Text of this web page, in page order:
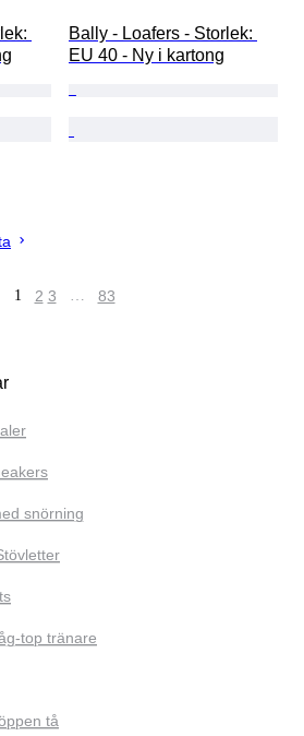
Bally - Loafers - Storlek:
EU 40 - Ny i kartong
1 2 3 … 83
snörning
top tränare
tå